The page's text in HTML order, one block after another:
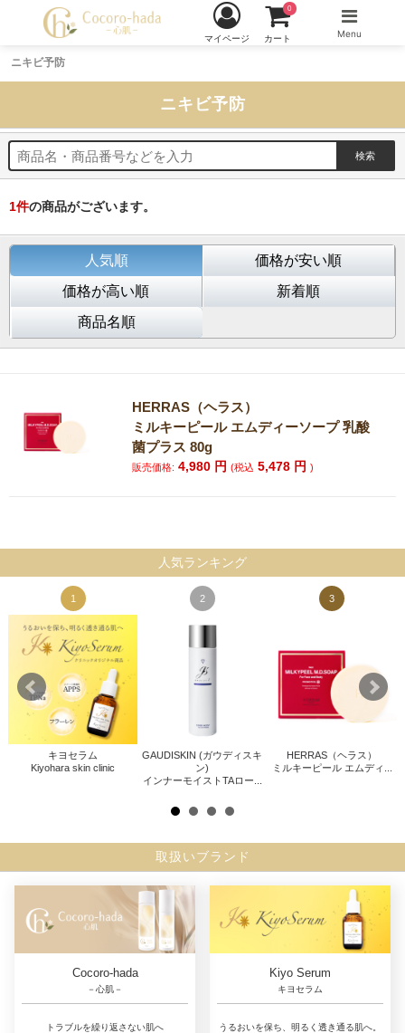
ニキビ予防
マイページ カート
0
Menu
ニキビ予防
1件の商品がございます。
人気順
価格が安い順
価格が高い順
新着順
商品名順
HERRAS（ヘラス）
ミルキーピール エムディーソープ 乳酸
菌プラス 80g
販売価格: 4,980 円(税込 5,478 円)
人気ランキング
1
キヨセラム
Kiyohara skin clinic
2
GAUDISKIN (ガウディスキ
ン)
インナーモイストTAロー...
3
HERRAS（ヘラス）
ミルキーピール エムディ...
取扱いブランド
Cocoro-hada
－心肌－
トラブルを繰り返さない肌へ
Kiyo Serum
キヨセラム
うるおいを保ち、明るく透き通る肌へ。